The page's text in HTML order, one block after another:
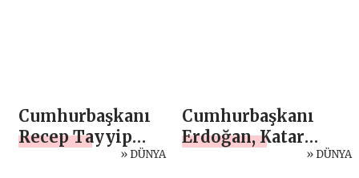
Cumhurbaşkanı
Recep Tayyip
» DÜNYA
Cumhurbaşkanı
Erdoğan, Katar
Emiri Şeyh Temim
» DÜNYA